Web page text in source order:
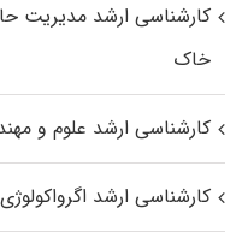
کارشناسی ارشد مدیریت
خاک
کارشناسی ارشد علوم و
کارشناسی ارشد